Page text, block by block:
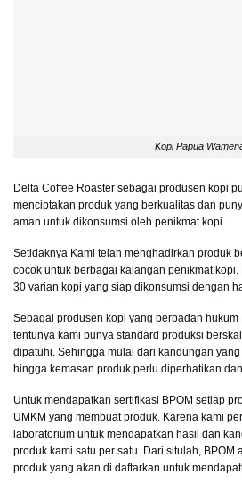
Kopi Papua
Delta Coffee Roaster sebagai produsen kopi
menciptakan produk yang berkualitas dan
aman untuk dikonsumsi oleh penikmat kopi.
Setidaknya Kami telah menghadirkan produk
cocok untuk berbagai kalangan penikmat
30 varian kopi yang siap dikonsumsi dengan
Sebagai produsen kopi yang berbadan hukum
tentunya kami punya standard produksi
dipatuhi. Sehingga mulai dari kandungan yang
hingga kemasan produk perlu diperhatikan
Untuk mendapatkan sertifikasi BPOM setiap
UMKM yang membuat produk. Karena kami
laboratorium untuk mendapatkan hasil dan
produk kami satu per satu. Dari situlah, BPOM
produk yang akan di daftarkan untuk